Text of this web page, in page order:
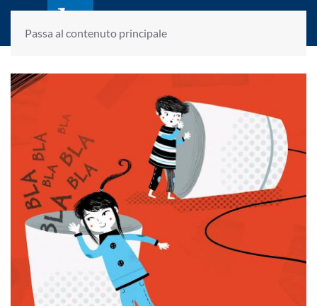
Passa al contenuto principale
laletteraturaenoi.it
fondato da Romano Luperini